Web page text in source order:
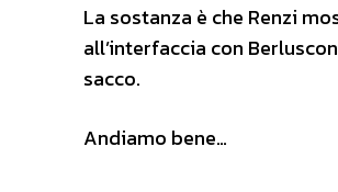
La sostanza è che Renzi
all’interfaccia con
sacco.
Andiamo bene…